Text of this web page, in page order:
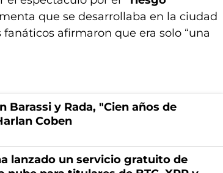
que se desarrollaba en la ciudad
afirmaron que era solo “una
Barassi y Rada, "Cien años de
Coben
lanzado un servicio gratuito de